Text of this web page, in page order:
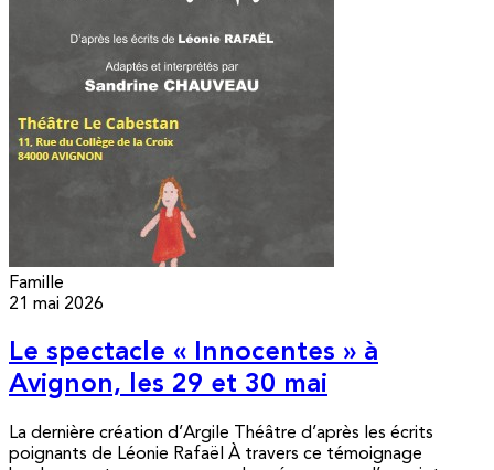
Famille
21 mai 2026
Le spectacle « Innocentes » à
Avignon, les 29 et 30 mai
La dernière création d’Argile Théâtre d’après les écrits
poignants de Léonie Rafaël À travers ce témoignage